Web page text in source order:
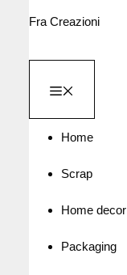
al
Fra Creazioni
Home
Scrap
Home decor
Packaging